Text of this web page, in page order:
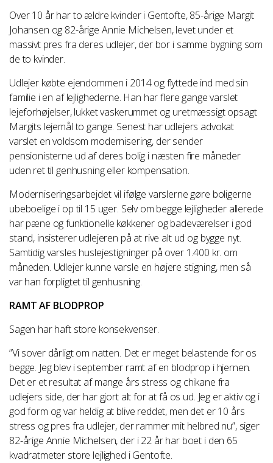
Over 10 år har to ældre kvinder i Gentofte, 85-årige Margit
Johansen og 82-årige Annie Michelsen, levet under et
massivt pres fra deres udlejer, der bor i samme bygning som
de to kvinder.
Udlejer købte ejendommen i 2014 og flyttede ind med sin
familie i en af lejlighederne. Han har flere gange varslet
lejeforhøjelser, lukket vaskerummet og uretmæssigt opsagt
Margits lejemål to gange. Senest har udlejers advokat
varslet en voldsom modernisering, der sender
pensionisterne ud af deres bolig i næsten fire måneder
uden ret til genhusning eller kompensation.
Moderniseringsarbejdet vil ifølge varslerne gøre boligerne
ubeboelige i op til 15 uger. Selv om begge lejligheder allerede
har pæne og funktionelle køkkener og badeværelser i god
stand, insisterer udlejeren på at rive alt ud og bygge nyt.
Samtidig varsles huslejestigninger på over 1.400 kr. om
måneden. Udlejer kunne varsle en højere stigning, men så
var han forpligtet til genhusning.
RAMT AF BLODPROP
Sagen har haft store konsekvenser.
”Vi sover dårligt om natten. Det er meget belastende for os
begge. Jeg blev i september ramt af en blodprop i hjernen.
Det er et resultat af mange års stress og chikane fra
udlejers side, der har gjort alt for at få os ud. Jeg er aktiv og i
god form og var heldig at blive reddet, men det er 10 års
stress og pres fra udlejer, der rammer mit helbred nu”, siger
82-årige Annie Michelsen, der i 22 år har boet i den 65
kvadratmeter store lejlighed i Gentofte.